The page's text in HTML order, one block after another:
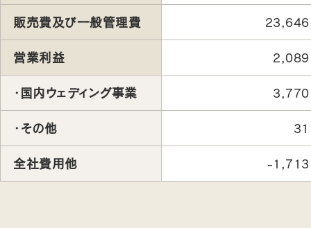
販売費及び一般管理費 23,646
営業利益 2,089
・国内ウェディング事業 3,770
・その他 31
全社費用他 -1,713